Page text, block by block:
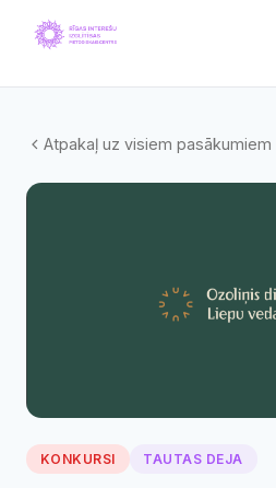
Atpakaļ uz visiem pasākumiem
KONKURSI TAUTAS DEJA